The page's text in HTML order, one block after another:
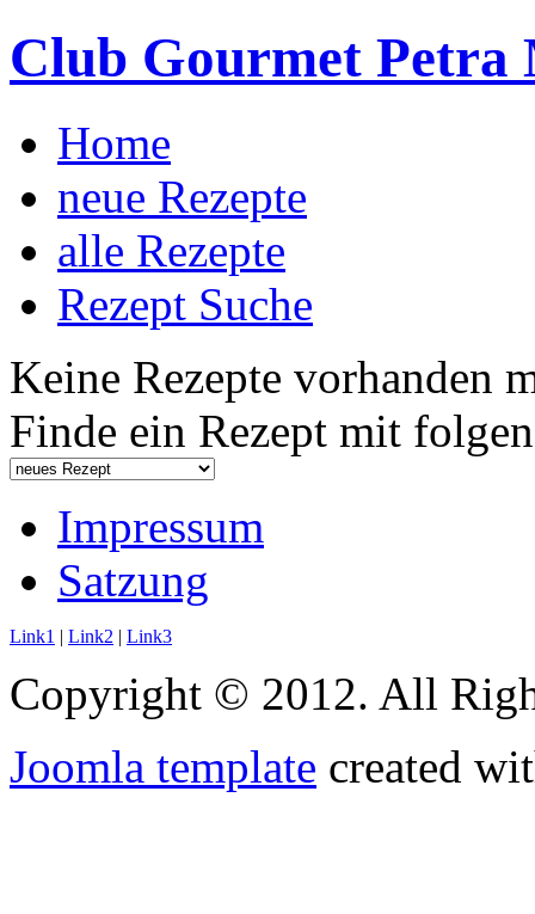
Club Gourmet Petra
Home
neue Rezepte
alle Rezepte
Rezept Suche
Keine Rezepte vorhanden
Finde ein Rezept mit
Impressum
Satzung
Link1 | Link2 | Link3
Copyright © 2012. All
Joomla template created